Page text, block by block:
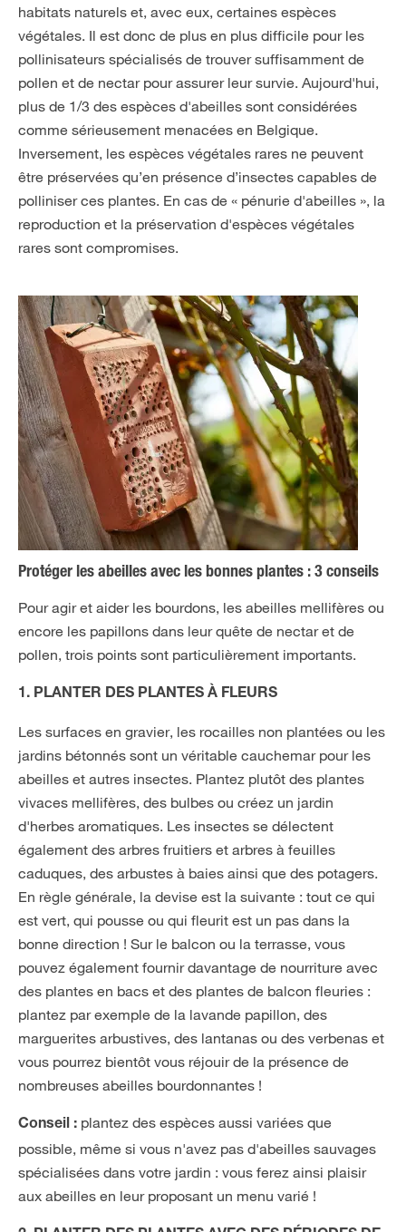
habitats naturels et, avec eux, certaines espèces
végétales. Il est donc de plus en plus difficile pour les
pollinisateurs spécialisés de trouver suffisamment de
pollen et de nectar pour assurer leur survie. Aujourd'hui,
plus de 1/3 des espèces d'abeilles sont considérées
comme sérieusement menacées en Belgique.
Inversement, les espèces végétales rares ne peuvent
être préservées qu’en présence d’insectes capables de
polliniser ces plantes. En cas de « pénurie d'abeilles », la
reproduction et la préservation d'espèces végétales
rares sont compromises.
Protéger les abeilles avec les bonnes plantes : 3 conseils
Pour agir et aider les bourdons, les abeilles mellifères ou
encore les papillons dans leur quête de nectar et de
pollen, trois points sont particulièrement importants.
1. PLANTER DES PLANTES À FLEURS
Les surfaces en gravier, les rocailles non plantées ou les
jardins bétonnés sont un véritable cauchemar pour les
abeilles et autres insectes. Plantez plutôt des plantes
vivaces mellifères, des bulbes ou créez un jardin
d'herbes aromatiques. Les insectes se délectent
également des arbres fruitiers et arbres à feuilles
caduques, des arbustes à baies ainsi que des potagers.
En règle générale, la devise est la suivante : tout ce qui
est vert, qui pousse ou qui fleurit est un pas dans la
bonne direction ! Sur le balcon ou la terrasse, vous
pouvez également fournir davantage de nourriture avec
des plantes en bacs et des plantes de balcon fleuries :
plantez par exemple de la lavande papillon, des
marguerites arbustives, des lantanas ou des verbenas et
vous pourrez bientôt vous réjouir de la présence de
nombreuses abeilles bourdonnantes !
Conseil : plantez des espèces aussi variées que
possible, même si vous n'avez pas d'abeilles sauvages
spécialisées dans votre jardin : vous ferez ainsi plaisir
aux abeilles en leur proposant un menu varié !